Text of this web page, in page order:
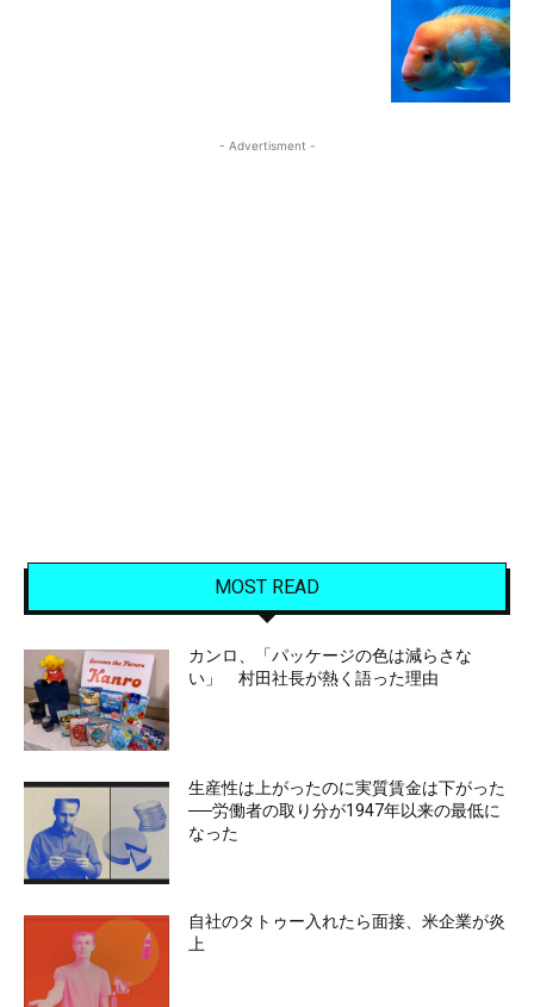
- Advertisment -
MOST READ
カンロ、「パッケージの色は減らさな
い」 村田社長が熱く語った理由
生産性は上がったのに実質賃金は下がった
──労働者の取り分が1947年以来の最低に
なった
自社のタトゥー入れたら面接、米企業が炎
上